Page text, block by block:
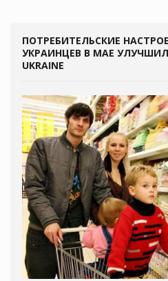
ПОТРЕБИТЕЛЬСКИЕ
УКРАИНЦЕВ В МАЕ
UKRAINE